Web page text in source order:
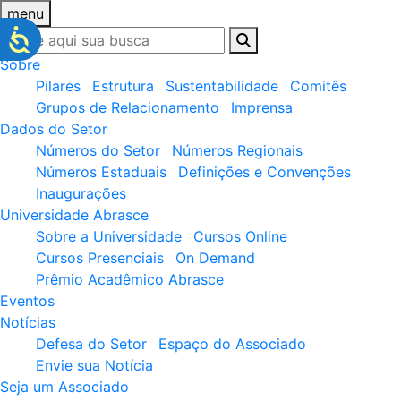
menu
Sobre
Pilares
Estrutura Sustentabilidade
Comitês
Grupos de Relacionamento
Imprensa
Dados do Setor
Números do Setor
Números Regionais
Números Estaduais
Definições e Convenções
Inaugurações
Universidade Abrasce
Sobre a Universidade
Cursos Online
Cursos Presenciais
On Demand
Prêmio Acadêmico Abrasce
Eventos
Notícias
Defesa do Setor
Espaço do Associado
Envie sua Notícia
Seja um Associado